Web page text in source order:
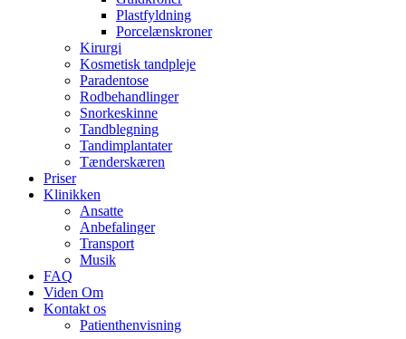
Plastfyldning
Porcelænskroner
Kirurgi
Kosmetisk tandpleje
Paradentose
Rodbehandlinger
Snorkeskinne
Tandblegning
Tandimplantater
Tænderskæren
Priser
Klinikken
Ansatte
Anbefalinger
Transport
Musik
FAQ
Viden Om
Kontakt os
Patienthenvisning